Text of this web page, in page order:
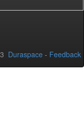
Duraspace - Feedback